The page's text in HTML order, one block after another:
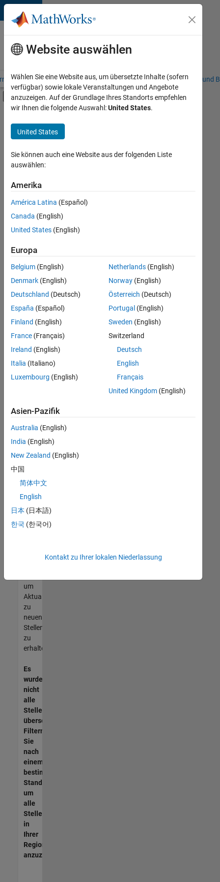
Weiter zum Inhalt
Karriere
bei
MathWorks
– Übersicht Stellensuche Niederlassungen Studierende und
Umschaltung für Off-Canvas-
Hauptinhalt
Customer Support
Inside Sales
Marketing Communications
Marketing Services
Business Model Team
Finance and Operations
+5
Derzeit
es
keine
offenen
Stellen,
Ihren
Suchkriterien
entsprechen.
können
die
Suchkriterien
weiter
fassen
oder
alle
Stellenangebote
anzeigen .
noch
keine
offenen
Stellen
können,
die
Ihren
entsprechen,
werden
unseres
um
Aktualisierungen
zu
neuen
Stellenangeboten
zu
erhalten.
Es
wurden
nicht
alle
Stellen
übersetzt.
Filtern
Sie
nach
einem
bestimmten
Standort,
um
alle
Stellenangebote
in
Ihrer
Region
anzuzeigen.
Website auswählen
Wählen Sie eine Website aus, um übersetzte Inhalte (sofern
verfügbar) sowie lokale Veranstaltungen und Angebote
anzuzeigen. Auf der Grundlage Ihres Standorts empfehlen
wir Ihnen die folgende Auswahl:United States.
United States
Sie können auch eine Website aus der folgenden Liste
auswählen:
Amerika
América Latina (Español)
Canada (English)
United States (English)
Europa
Belgium (English)
Denmark (English)
Deutschland (Deutsch)
España (Español)
Finland (English)
France (Français)
Ireland (English)
Italia (Italiano)
Luxembourg (English)
Netherlands(English)
Norway(English)
Österreich (Deutsch)
Portugal (English)
Sweden (English)
Switzerland
Deutsch
English
Français
United Kingdom(English)
Asien-Pazifik
Australia (English)
India (English)
New Zealand (English)
中国
简体中文
English
日本 (日本語)
한국 (한국어)
Kontakt zu Ihrer lokalen Niederlassung